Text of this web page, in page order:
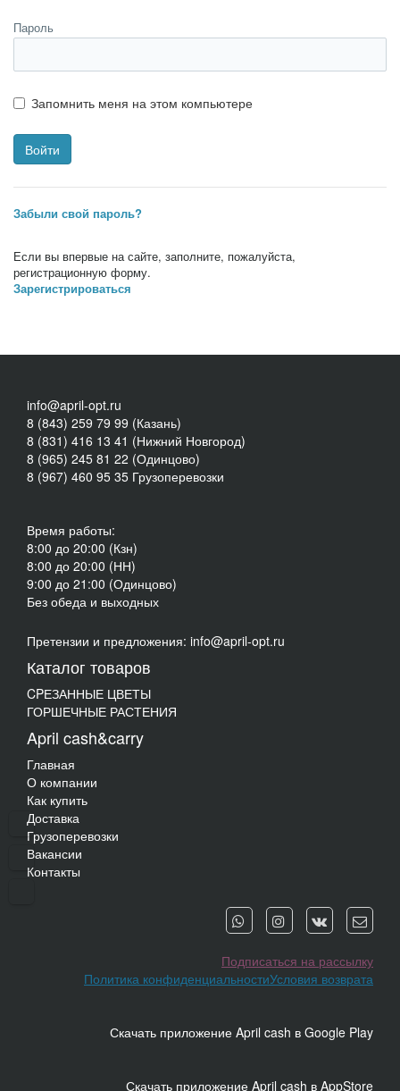
Пароль
Запомнить меня на этом компьютере
Забыли свой пароль?
Если вы впервые на сайте, заполните, пожалуйста,
регистрационную форму.
Зарегистрироваться
info@april-opt.ru
8 (843) 259 79 99 (Казань)
8 (831) 416 13 41 (Нижний Новгород)
8 (965) 245 81 22 (Одинцово)
8 (967) 460 95 35 Грузоперевозки
Время работы:
8:00 до 20:00 (Кзн)
8:00 до 20:00 (НН)
9:00 до 21:00 (Одинцово)
Без обеда и выходных
Претензии и предложения: info@april-opt.ru
Каталог товаров
CPЕЗАННЫЕ ЦВЕТЫ
ГОРШЕЧНЫЕ РАСТЕНИЯ
April cash&carry
Главная
О компании
Как купить
Доставка
Грузоперевозки
Вакансии
Контакты
Подписаться на рассылку
Условия возврата
Политика конфиденциальности
Скачать приложение April cash в Google Play
Скачать приложение April cash в AppStore